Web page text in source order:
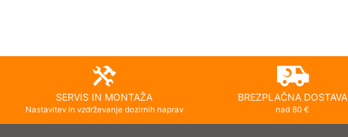
SERVIS IN MONTAŽA
Nastavitev in vzdrževanje dozirnih naprav
BREZPLAČNA DOSTAVA
nad 80 €